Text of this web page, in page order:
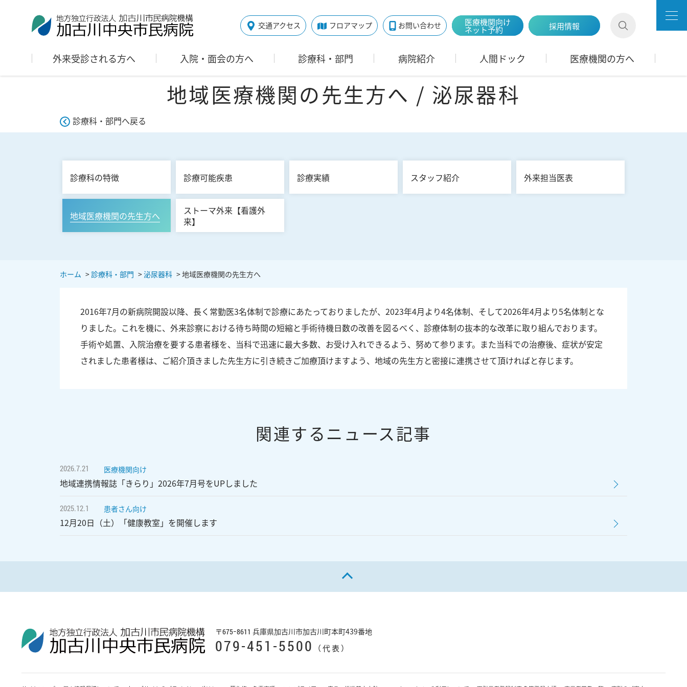
交通アクセス フロアマップ お問い合わせ 医療機関向け
ネット予約 採用情報
外来受診される方へ 入院・面会の方へ 診療科・部門 病院紹介 人間ドック 医療機関の方へ
地域医療機関の先生方へ / 泌尿器科
診療科・部門へ戻る
診療科の特徴 診療可能疾患 診療実績 スタッフ紹介 外来担当医表
地域医療機関の先生方へ
ストーマ外来【看護外
来】
ホーム >診療科・部門 >泌尿器科 >地域医療機関の先生方へ
2016年7月の新病院開設以降、長く常勤医3名体制で診療にあたっておりましたが、2023年4月より4名体制、そして2026年4月より5名体制とな
りました。これを機に、外来診察における待ち時間の短縮と手術待機日数の改善を図るべく、診療体制の抜本的な改革に取り組んでおります。
手術や処置、入院治療を要する患者様を、当科で迅速に最大多数、お受け入れできるよう、努めて参ります。また当科での治療後、症状が安定
されました患者様は、ご紹介頂きました先生方に引き続きご加療頂けますよう、地域の先生方と密接に連携させて頂ければと存じます。
関連するニュース記事
2026.7.21 医療機関向け
地域連携情報誌「きらり」2026年7月号をUPしました
2025.12.1 患者さん向け
12月20日（土）「健康教室」を開催します
〒675−8611 兵庫県加古川市加古川町本町439番地
079-451-5500 （代表）